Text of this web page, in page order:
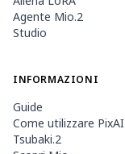
Agente Mio.2
Studio
INFORMAZIONI
Guide
Come utilizzare PixAI
Tsubaki.2